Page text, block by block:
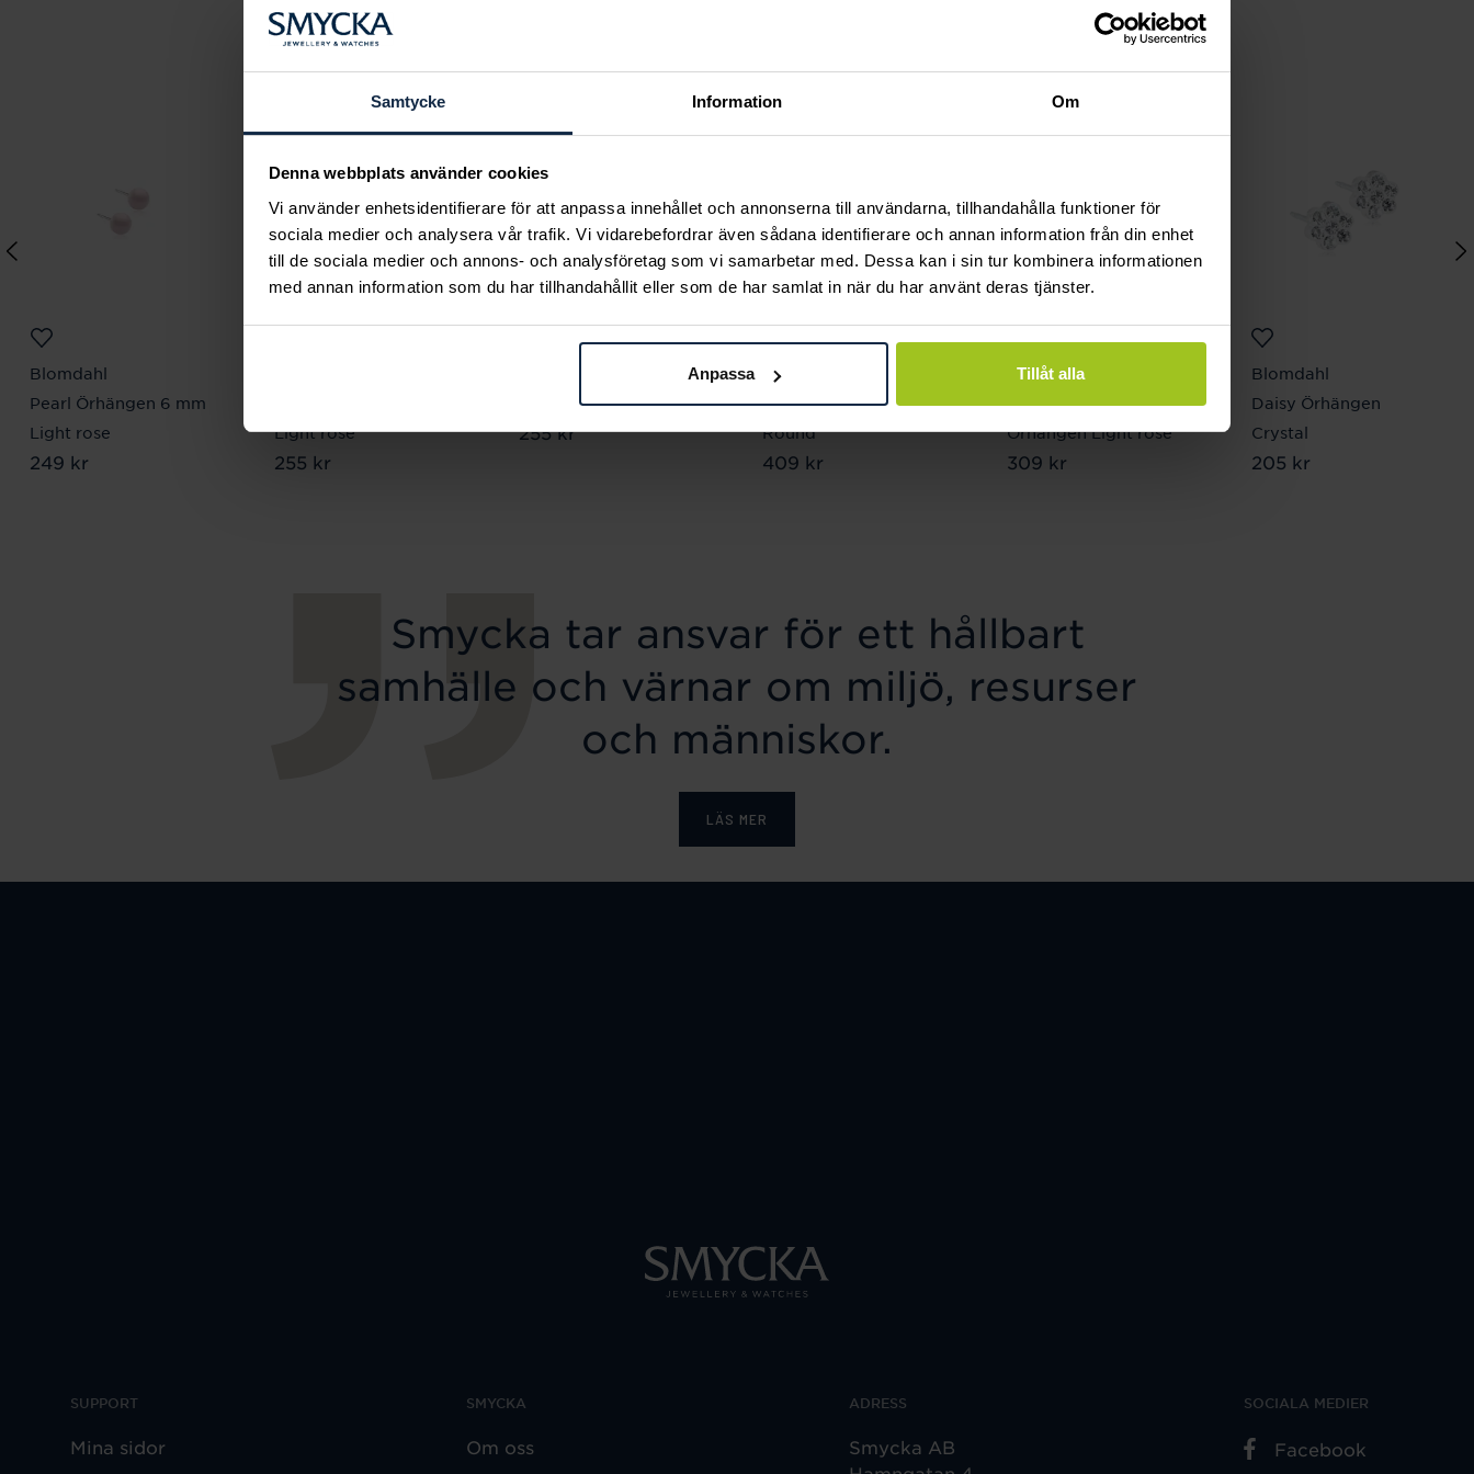
Samtycke Information Om
Denna webbplats använder cookies
Vi använder enhetsidentifierare för att anpassa innehållet och annonserna till användarna, tillhandahålla funktioner för
sociala medier och analysera vår trafik. Vi vidarebefordrar även sådana identifierare och annan information från din enhet
till de sociala medier och annons- och analysföretag som vi samarbetar med. Dessa kan i sin tur kombinera informationen
med annan information som du har tillhandahållit eller som de har samlat in när du har använt deras tjänster.
Anpassa Tillåt alla
Blomdahl
Pearl Örhängen 6 mm
Light rose
Pris :249 kr
249 kr
Light rose
Pris :255 kr
255 kr
Pearl Örhänge 4 mm
Pris:255 kr
255 kr
Blomdahl
Ear Ring 25 mm,
Round
Pris:409 kr
409 kr
Blomdahl
Pendant Flower
Örhängen Light rose
Pris:309 kr
309 kr
Blomdahl
Daisy Örhängen
Crystal
Pris:205 kr
205 kr
Smycka tar ansvar för ett hållbart
samhälle och värnar om miljö, resurser
och människor.
LÄS MER
SUPPORT
Mina sidor
SMYCKA
Om oss
ADRESS
Smycka AB
SOCIALA MEDIER
Facebook